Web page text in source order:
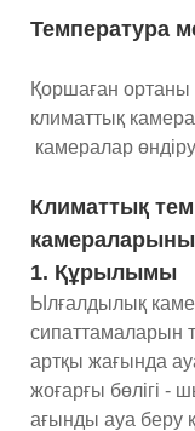
Температура
Қоршаған
климаттық
камералар
Климаттық
1. Құрылымы
Ылғалдылық
сипаттамаларын
артқы жағында
жоғарғы бөлігі -
ағынды ауа беру